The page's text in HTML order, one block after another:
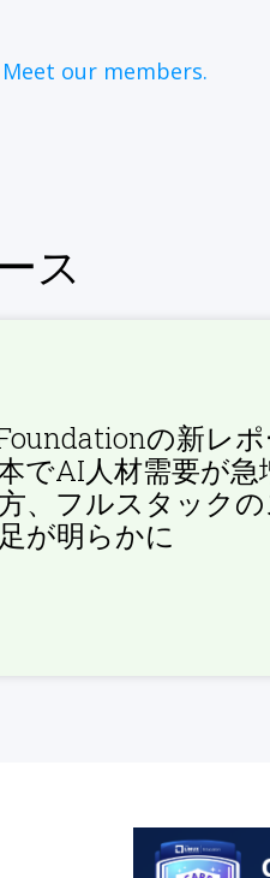
Meet our members.
ス
の新レポ
でAI人材需要が急
、フルスタックの
が明らかに